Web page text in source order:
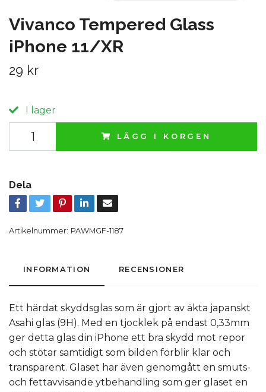
Vivanco Tempered Glass
iPhone 11/XR
29 kr
I lager
LÄGG I KORGEN
Dela
Artikelnummer: PAWMGF-1187
INFORMATION RECENSIONER
Ett härdat skyddsglas som är gjort av äkta japanskt
Asahi glas (9H). Med en tjocklek på endast 0,33mm
ger detta glas din iPhone ett bra skydd mot repor
och stötar samtidigt som bilden förblir klar och
transparent. Glaset har även genomgått en smuts-
och fettavvisande ytbehandling som ger glaset en